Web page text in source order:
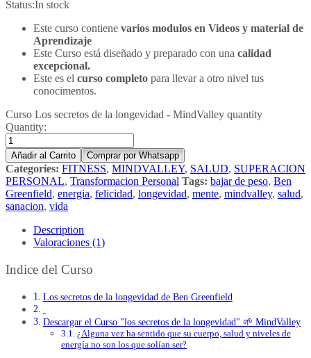
Status:In stock
Este curso contiene varios modulos en Videos y material de
Aprendizaje
Este Curso está diseñado y preparado con una calidad
excepcional.
Este es el curso completo para llevar a otro nivel tus
conocimentos.
Curso Los secretos de la longevidad - MindValley quantity
Quantity:
Añadir al Carrito Comprar por Whatsapp
Categories: FITNESS, MINDVALLEY, SALUD, SUPERACION
PERSONAL, Transformacion Personal Tags: bajar de peso, Ben
Greenfield, energia, felicidad, longevidad, mente, mindvalley, salud,
sanacion, vida
Description
Valoraciones (1)
Indice del Curso
Los secretos de la longevidad de Ben Greenfield
Descargar el Curso "los secretos de la longevidad" 🌱 MindValley
¿Alguna vez ha sentido que su cuerpo, salud y niveles de
energía no son los que solían ser?